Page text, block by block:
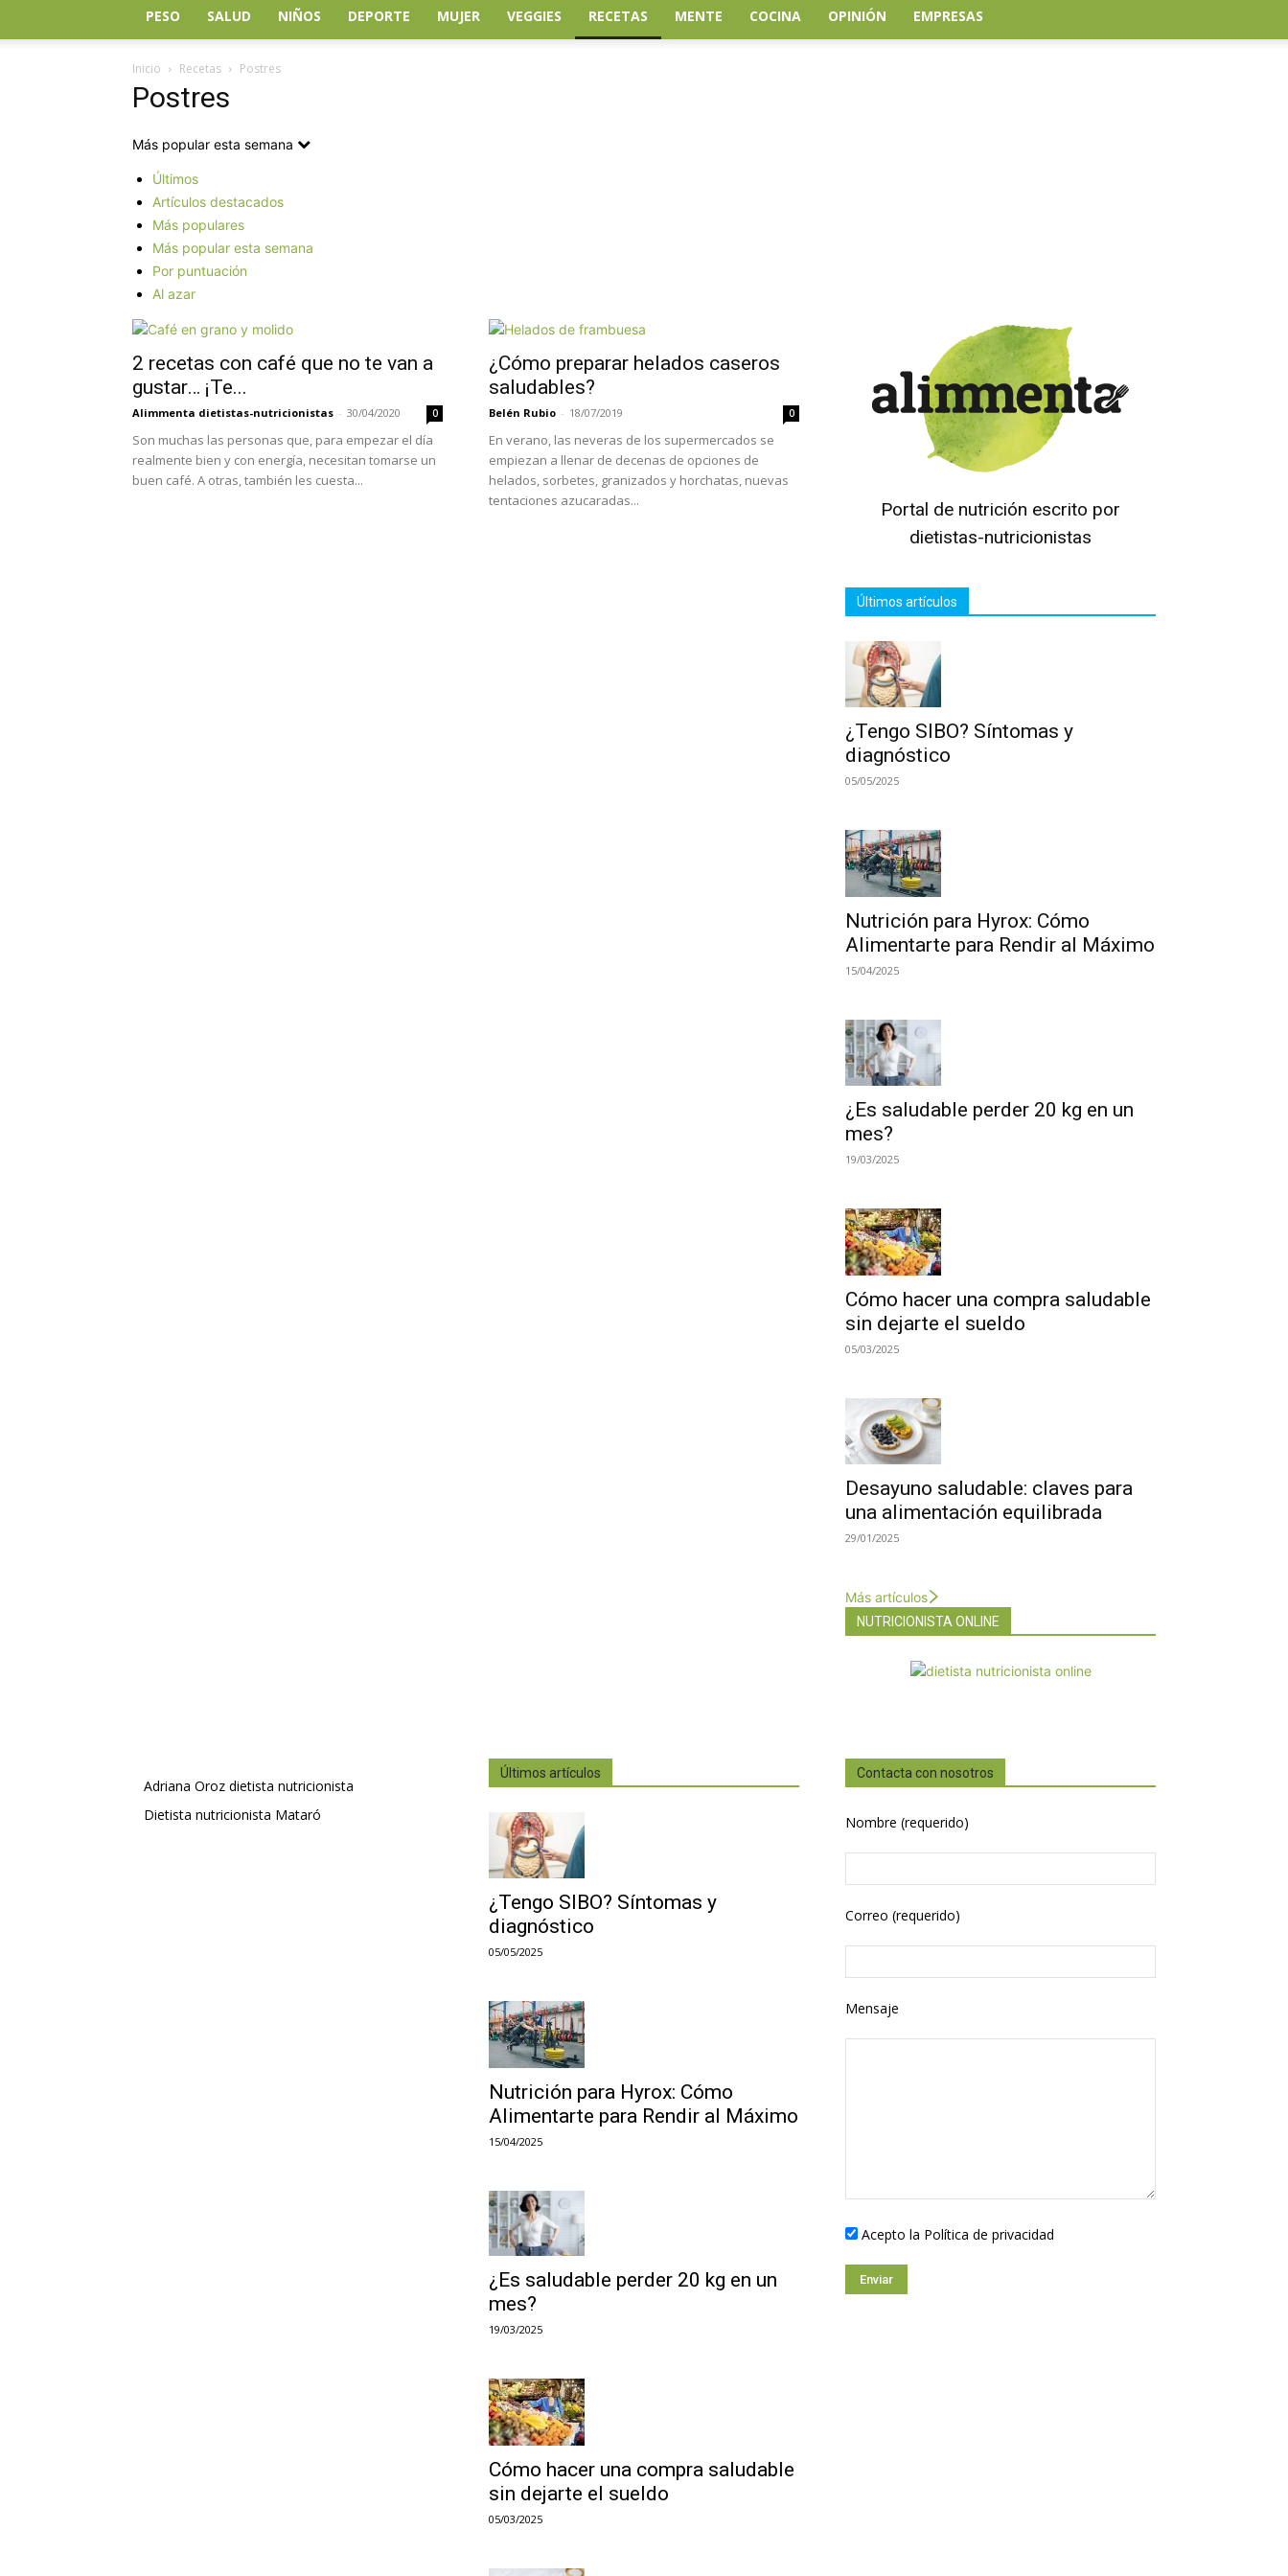
PESO SALUD NIÑOS DEPORTE MUJER VEGGIES RECETAS MENTE COCINA OPINIÓN EMPRESAS
Inicio Recetas Postres
Postres
Más popular esta semana
Últimos
Artículos destacados
Más populares
Más popular esta semana
Por puntuación
Al azar
2 recetas con café que no te van a
gustar… ¡Te...
Alimmenta dietistas-nutricionistas - 30/04/2020 0
Son muchas las personas que, para empezar el día
realmente bien y con energía, necesitan tomarse un
buen café. A otras, también les cuesta...
¿Cómo preparar helados caseros
saludables?
Belén Rubio - 18/07/2019 0
En verano, las neveras de los supermercados se
empiezan a llenar de decenas de opciones de
helados, sorbetes, granizados y horchatas, nuevas
tentaciones azucaradas...
Portal de nutrición escrito por
dietistas-nutricionistas
Últimos artículos
¿Tengo SIBO? Síntomas y
diagnóstico
05/05/2025
Nutrición para Hyrox: Cómo
Alimentarte para Rendir al Máximo
15/04/2025
¿Es saludable perder 20 kg en un
mes?
19/03/2025
Cómo hacer una compra saludable
sin dejarte el sueldo
05/03/2025
Desayuno saludable: claves para
una alimentación equilibrada
29/01/2025
Más artículos
NUTRICIONISTA ONLINE
Adriana Oroz dietista nutricionista
Dietista nutricionista Mataró
Últimos artículos
¿Tengo SIBO? Síntomas y
diagnóstico
05/05/2025
Nutrición para Hyrox: Cómo
Alimentarte para Rendir al Máximo
15/04/2025
¿Es saludable perder 20 kg en un
mes?
19/03/2025
Cómo hacer una compra saludable
sin dejarte el sueldo
05/03/2025
Contacta con nosotros
Nombre (requerido)
Correo (requerido)
Mensaje
Acepto la Política de privacidad